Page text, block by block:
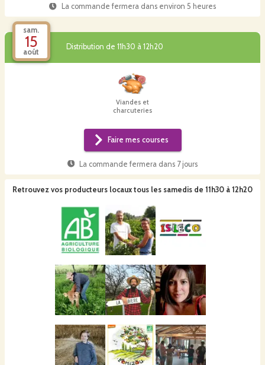
La commande fermera dans environ 5 heures
sam.
15
août
Distribution de 11h30 à 12h20
Viandes et
charcuteries
Faire mes courses
La commande fermera dans 7 jours
Retrouvez vos producteurs locaux tous les samedis de 11h30 à 12h20